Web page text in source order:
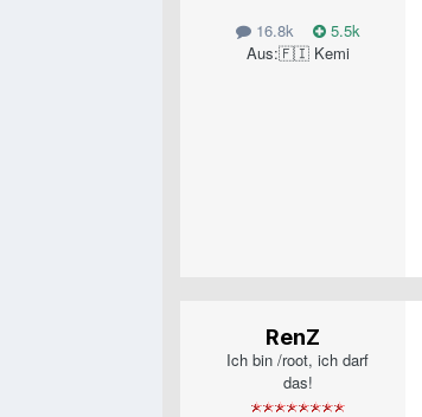
16.8k
5.5k
Aus:🇫🇮 Kemi
RenZ
Ich bin /root, ich darf
das!